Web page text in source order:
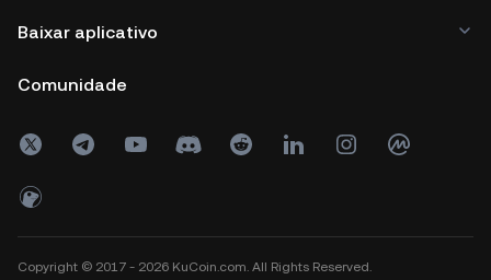
Baixar aplicativo
Comunidade
Copyright © 2017 - 2026 KuCoin.com. All Rights Reserved.